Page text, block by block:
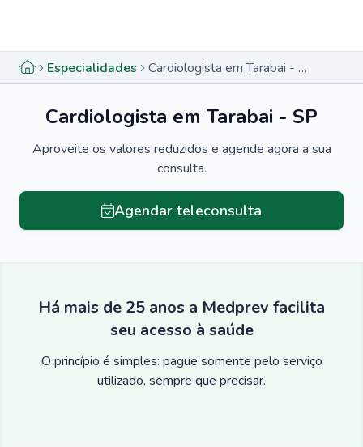
Especialidades Cardiologista em Tarabai - SP
Cardiologista em Tarabai - SP
Aproveite os valores reduzidos e agende agora a sua
consulta.
Agendar teleconsulta
Há mais de 25 anos a Medprev facilita
seu acesso à saúde
O princípio é simples: pague somente pelo serviço
utilizado, sempre que precisar.